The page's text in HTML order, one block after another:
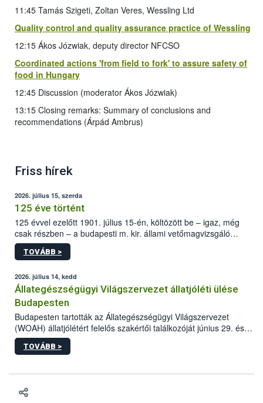
11:45 Tamás Szigeti, Zoltan Veres, Wessling Ltd
Quality control and quality assurance practice of Wessling
12:15 Ákos Józwiak, deputy director NFCSO
Coordinated actions 'from field to fork' to assure safety of
food in Hungary
12:45 Discussion (moderator Ákos Józwiak)
13:15 Closing remarks: Summary of conclusions and
recommendations (Árpád Ambrus)
Friss hírek
2026. július 15, szerda
125 éve történt
125 évvel ezelőtt 1901. július 15-én, költözött be – igaz, még
csak részben – a budapesti m. kir. állami vetőmagvizsgáló
állomás a Kis Rókus utca 15. szám alatti, Czigler Győző által
tervezett új épületébe.
TOVÁBB >
2026. július 14, kedd
Állategészségügyi Világszervezet állatjóléti ülése
Budapesten
Budapesten tartották az Állategészségügyi Világszervezet
(WOAH) állatjólétért felelős szakértői találkozóját június 29. és
július 2. között. Az Agrár- és Élelmiszergazdaságért Felelős
Minisztérium (AÉM) és a Nemzeti Élelmiszerlánc-biztonsági
gazdasági haszonállatok jólétének elősegítése volt az európai
meg tapasztalatait a gazdasági haszonállatok jólétének
TOVÁBB >